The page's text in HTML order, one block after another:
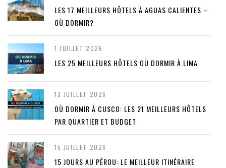
LES 17 MEILLEURS HÔTELS À AGUAS CALIENTES –
OÙ DORMIR?
1 JUILLET 2026
LES 25 MEILLEURS HÔTELS OÙ DORMIR À LIMA
13 JUILLET 2026
OÙ DORMIR À CUSCO: LES 21 MEILLEURS HÔTELS
PAR QUARTIER ET BUDGET
15 JUILLET 2026
15 JOURS AU PÉROU: LE MEILLEUR ITINÉRAIRE